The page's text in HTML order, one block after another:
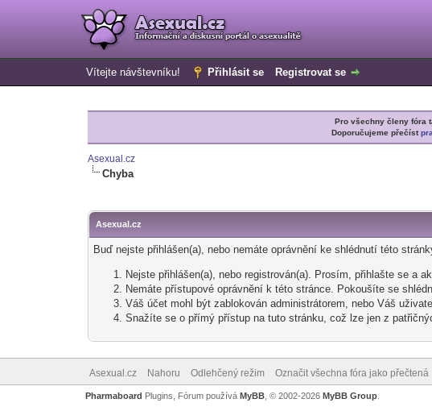
Vítejte návštevníku! Přihlásit se Registrovat se
Pro všechny členy fóra
Doporučujeme přečíst
Asexual.cz
Chyba
Asexual.cz
Buď nejste přihlášen(a), nebo nemáte oprávnění ke shlédnutí této
Nejste přihlášen(a), nebo registrován(a). Prosím, přihlašte se a
Nemáte přístupové oprávnění k této stránce. Pokoušíte se
Váš účet mohl být zablokován administrátorem, nebo Váš
Snažíte se o přímý přístup na tuto stránku, což lze jen z
Asexual.cz Nahoru Odlehčený režim Označit všechna fóra jako přečtená
Pharmaboard Plugins, Fórum používá MyBB, © 2002-2026 MyBB Group.